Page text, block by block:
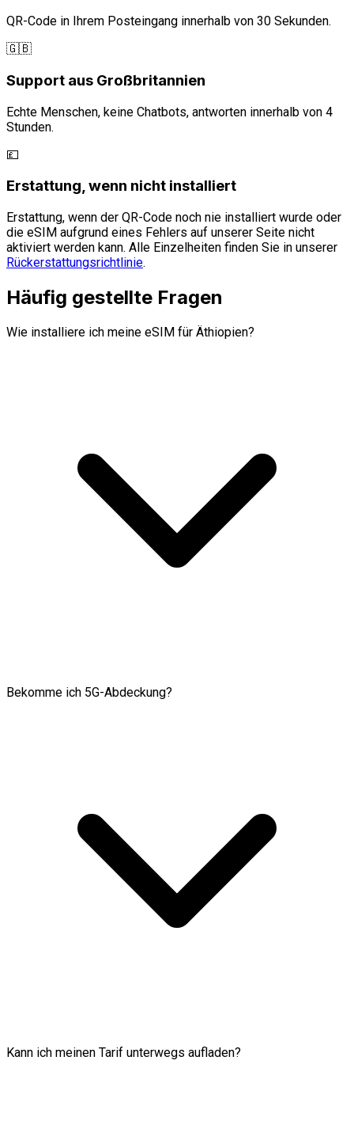
QR-Code in Ihrem Posteingang innerhalb von 30 Sekunden.
🇬🇧
Support aus Großbritannien
Echte Menschen, keine Chatbots, antworten innerhalb von 4
Stunden.
💷
Erstattung, wenn nicht installiert
Erstattung, wenn der QR-Code noch nie installiert wurde oder
die eSIM aufgrund eines Fehlers auf unserer Seite nicht
aktiviert werden kann. Alle Einzelheiten finden Sie in unserer
Rückerstattungsrichtlinie.
Häufig gestellte Fragen
Wie installiere ich meine eSIM für Äthiopien?
Bekomme ich 5G-Abdeckung?
Kann ich meinen Tarif unterwegs aufladen?